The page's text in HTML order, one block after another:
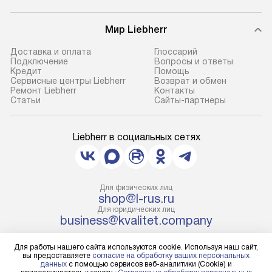
В оговоренный день служба
доставки доставит упакованный
прибор до подъезда. Если
требуется переместить прибор
до двери квартиры или до места
установки, пожалуйста,
с менеджером. За данную услугу
взимается дополнительная плата.
Учитывайте габариты прибора, если
через дверной проем,
то сотрудники транспортной
службы не смогут демонтировать
выступающие элементы, так как
в будущем это может привести
предполагают
холодильников
требующим
наличие крана.
упаковки и
с проверкой по
коммуникациям.
установку не
Мир Liebherr
Доставка и оплата
Подключение
Кредит
Сервисные центры Liebherr
Ремонт Liebherr
Cтатьи
Глоссарий
Вопросы и ответы
Помощь
Возврат и обмен
Контакты
Сайты-партнеры
Liebherr в социальных сетях
Для физических лиц
shop@l-rus.ru
Для юридических лиц
business@kvalitet.company
НАПИСАТЬ РУКОВОДСТВУ
Для работы нашего сайта используются cookie. Используя наш сайт,
вы предоставляете согласие на обработку ваших персональных
данных с помощью сервисов веб-аналитики (Cookie) и